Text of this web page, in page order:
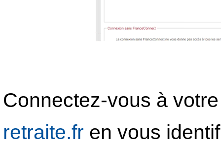
Connectez-vous à
retraite.fr en vous